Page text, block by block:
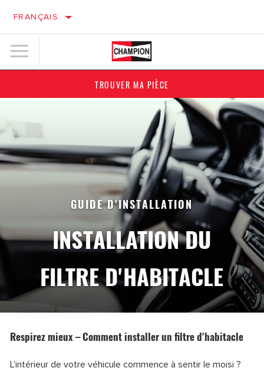
FRANÇAIS
TROUVER MA PIÈCE
GUIDE D'INSTALLATION
INSTALLATION DU
FILTRE D'HABITACLE
Respirez mieux – Comment installer un filtre d'habitacle
L'intérieur de votre véhicule commence à sentir le moisi ?